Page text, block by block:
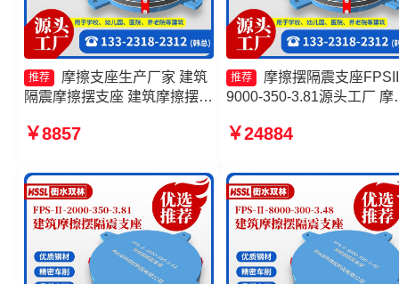
推荐
摩擦支座生产厂家 建筑
隔震摩擦摆支座 建筑摩擦摆式
FPS3A生产厂家
￥8857
推荐
摩擦摆隔震支座
9000-350-3.81源头工厂 摩
3.81生产厂家 摩擦摆隔震
擦摆隔震支座FPSII-4000-
350-3.81厂家
￥24884